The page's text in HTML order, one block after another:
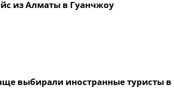
из Алматы в Гуанчжоу
выбирали иностранные туристы в